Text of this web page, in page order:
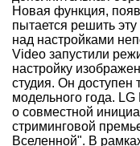
Новая функция,
пытается решить
над настройками
Video запустили
настройку
студия. Он доступен
модельного года.
о совместной
стриминговой
Вселенной". В